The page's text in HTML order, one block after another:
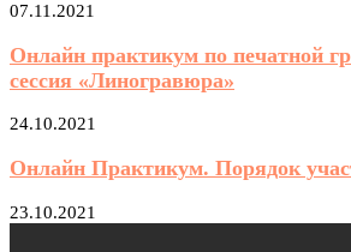
07.11.2021
Онлайн практикум по печатной
сессия «Линогравюра»
24.10.2021
Онлайн Практикум. Порядок
23.10.2021